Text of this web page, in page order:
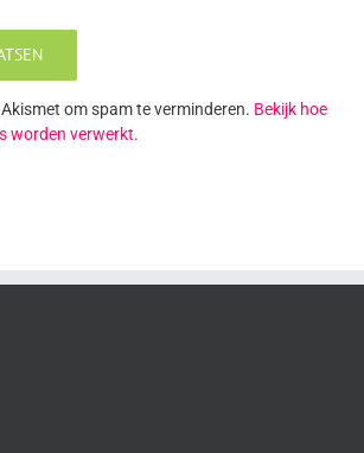
om spam te verminderen. Bekijk hoe
worden verwerkt.